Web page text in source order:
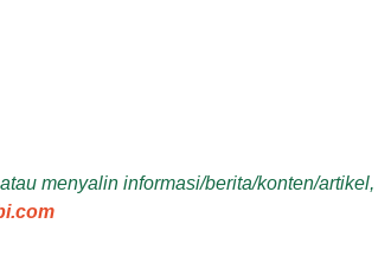
menyalin informasi/berita/konten/artikel,